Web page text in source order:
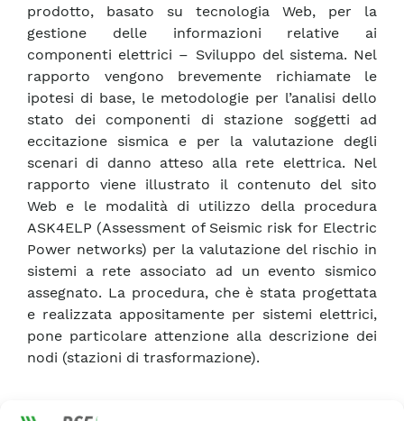
prodotto, basato su tecnologia Web, per la
gestione delle informazioni relative ai
componenti elettrici – Sviluppo del sistema. Nel
rapporto vengono brevemente richiamate le
ipotesi di base, le metodologie per l’analisi dello
stato dei componenti di stazione soggetti ad
eccitazione sismica e per la valutazione degli
scenari di danno atteso alla rete elettrica. Nel
rapporto viene illustrato il contenuto del sito
Web e le modalità di utilizzo della procedura
ASK4ELP (Assessment of Seismic risk for Electric
Power networks) per la valutazione del rischio in
sistemi a rete associato ad un evento sismico
assegnato. La procedura, che è stata progettata
e realizzata appositamente per sistemi elettrici,
pone particolare attenzione alla descrizione dei
nodi (stazioni di trasformazione).